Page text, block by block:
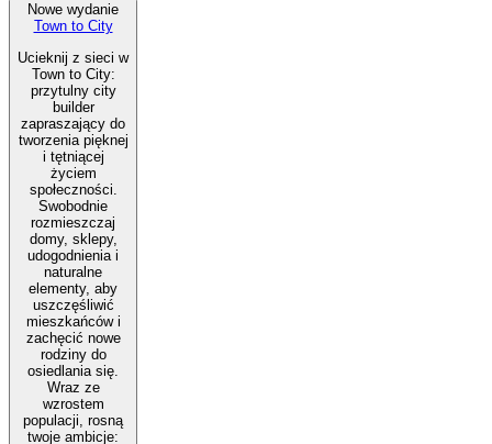
Nowe wydanie
Town to City
Ucieknij z sieci w
Town to City:
przytulny city
builder
zapraszający do
tworzenia pięknej
i tętniącej
życiem
społeczności.
Swobodnie
rozmieszczaj
domy, sklepy,
udogodnienia i
naturalne
elementy, aby
uszczęśliwić
mieszkańców i
zachęcić nowe
rodziny do
osiedlania się.
Wraz ze
wzrostem
populacji, rosną
twoje ambicje: